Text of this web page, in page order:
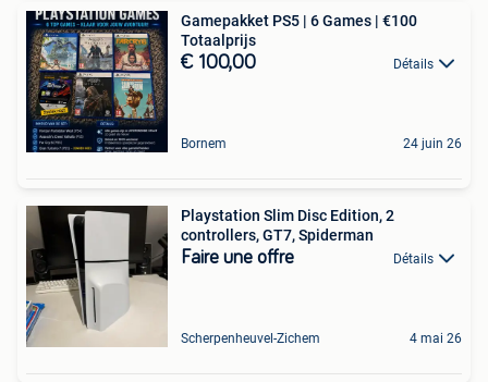
Gamepakket PS5 | 6 Games | €100
Totaalprijs
€ 100,00 Détails
Bornem 24 juin 26
Playstation Slim Disc Edition, 2
controllers, GT7, Spiderman
Faire une offre Détails
Scherpenheuvel-Zichem 4 mai 26